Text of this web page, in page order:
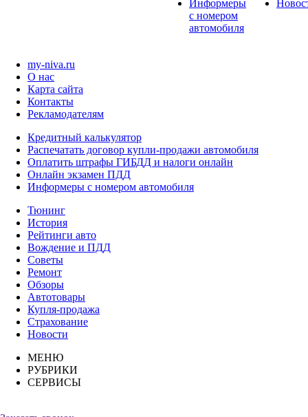
Информеры
с номером
автомобиля
my-niva.ru
О нас
Карта сайта
Контакты
Рекламодателям
Кредитный калькулятор
Распечатать договор купли-продажи автомобиля
Оплатить штрафы ГИБДД и налоги онлайн
Онлайн экзамен ПДД
Информеры с номером автомобиля
Тюнинг
История
Рейтинги авто
Вождение и ПДД
Советы
Ремонт
Обзоры
Автотовары
Купля-продажа
Страхование
Новости
МЕНЮ
РУБРИКИ
СЕРВИСЫ